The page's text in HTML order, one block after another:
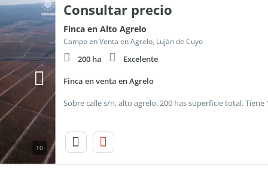
10
Consultar precio
Finca en Alto Agrelo
Campo en Venta en Agrelo, Luján de Cuyo
200 ha Excelente
Finca en venta en Agrelo